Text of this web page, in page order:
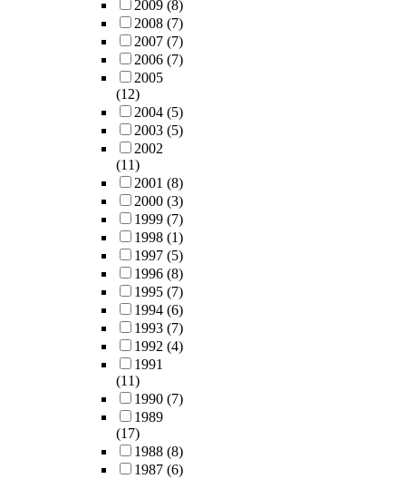
2009 (8)
2008 (7)
2007 (7)
2006 (7)
2005
(12)
2004 (5)
2003 (5)
2002
(11)
2001 (8)
2000 (3)
1999 (7)
1998 (1)
1997 (5)
1996 (8)
1995 (7)
1994 (6)
1993 (7)
1992 (4)
1991
(11)
1990 (7)
1989
(17)
1988 (8)
1987 (6)